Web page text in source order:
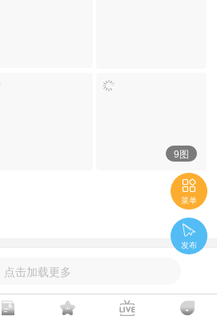
9图
点击加载更多

菜单

发布
